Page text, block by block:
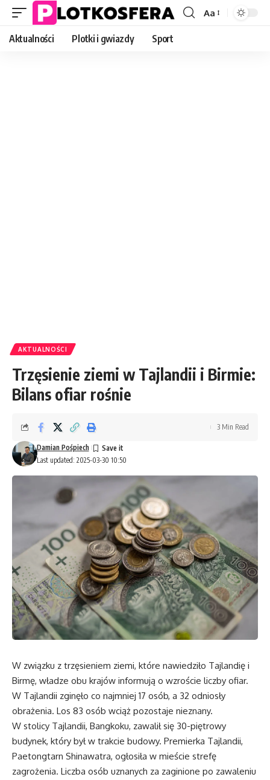
Font
Aa
Aktualności Plotki i gwiazdy Sport
AKTUALNOŚCI
Trzęsienie ziemi w Tajlandii i Birmie:
Bilans ofiar rośnie
Last updated: 2025-03-30 10:50
Damian Pośpiech
3 Min Read
W związku z trzęsieniem ziemi, które nawiedziło Tajlandię i
Birmę, władze obu krajów informują o wzroście liczby ofiar.
W Tajlandii zginęło co najmniej 17 osób, a 32 odniosły
obrażenia. Los 83 osób wciąż pozostaje nieznany.
W stolicy Tajlandii, Bangkoku, zawalił się 30-piętrowy
budynek, który był w trakcie budowy. Premierka Tajlandii,
Paetongtarn Shinawatra, ogłosiła w mieście strefę
zagrożenia. Liczba osób uznanych za zaginione po zawaleniu